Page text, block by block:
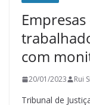
com
20/01/2023 Rui
Tribunal de